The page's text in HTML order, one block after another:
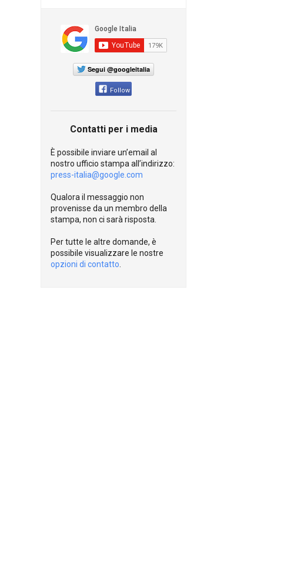
Segui @googleitalia
Follow
Contatti per i media
È possibile inviare un’email al
nostro ufficio stampa all’indirizzo:
press-italia@google.com
Qualora il messaggio non
provenisse da un membro della
stampa, non ci sarà risposta.
Per tutte le altre domande, è
possibile visualizzare le nostre
opzioni di contatto